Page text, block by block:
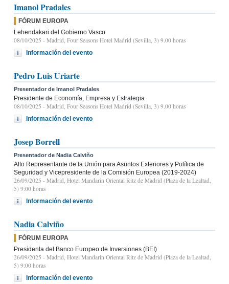
Imanol Pradales
FÓRUM EUROPA
Lehendakari del Gobierno Vasco
08/10/2025 - Madrid, Four Seasons Hotel Madrid (Sevilla, 3) 9.00 horas
Información del evento
Pedro Luis Uriarte
Presentador de Imanol Pradales
Presidente de Economía, Empresa y Estrategia
08/10/2025 - Madrid, Four Seasons Hotel Madrid (Sevilla, 3) 9.00 horas
Información del evento
Josep Borrell
Presentador de Nadia Calviño
Alto Representante de la Unión para Asuntos Exteriores y Política de
Seguridad y Vicepresidente de la Comisión Europea (2019-2024)
26/09/2025 - Madrid, Hotel Mandarin Oriental Ritz de Madrid (Plaza de la Lealtad,
5) 9:00 horas
Información del evento
Nadia Calviño
FÓRUM EUROPA
Presidenta del Banco Europeo de Inversiones (BEI)
26/09/2025 - Madrid, Hotel Mandarin Oriental Ritz de Madrid (Plaza de la Lealtad,
5) 9:00 horas
Información del evento